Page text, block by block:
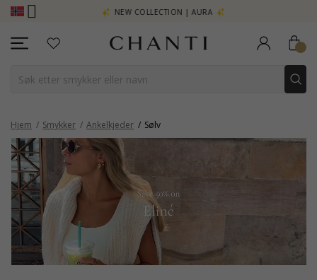
HER NEW COLLECTION | AURA
Hjem Smykker Ankelkjeder Sølv